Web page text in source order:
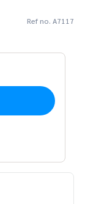
Ref no. A7117